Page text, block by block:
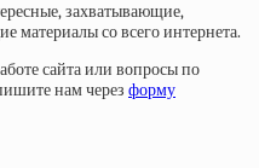
захватывающие,
материалы со всего интернета.
сайта или вопросы по
нам через форму